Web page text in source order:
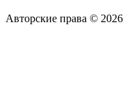
Авторские права © 2026